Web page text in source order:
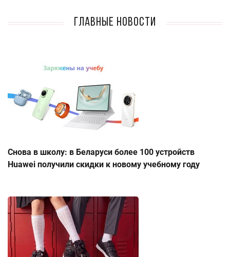
Главные новости
Снова в школу: в Беларуси более 100 устройств
Huawei получили скидки к новому учебному году